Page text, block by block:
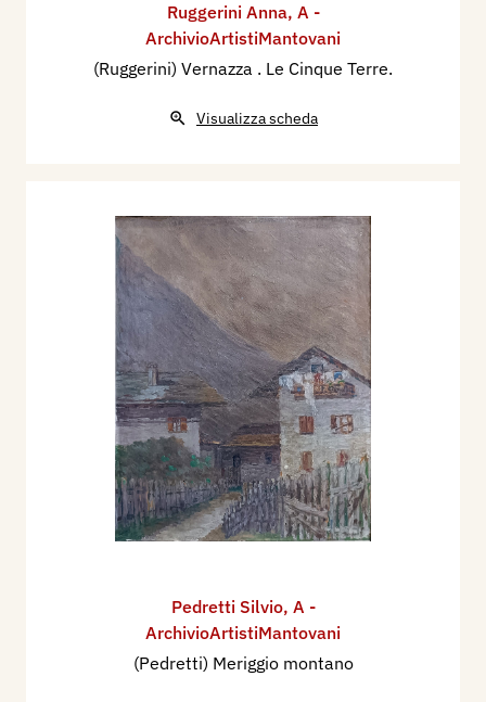
Ruggerini Anna, A -
ArchivioArtistiMantovani
(Ruggerini) Vernazza . Le Cinque Terre.
Visualizza scheda
Pedretti Silvio, A -
ArchivioArtistiMantovani
(Pedretti) Meriggio montano